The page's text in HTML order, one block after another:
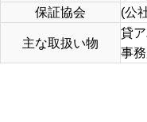
保証協会
(公
主な取扱い物
貸
事